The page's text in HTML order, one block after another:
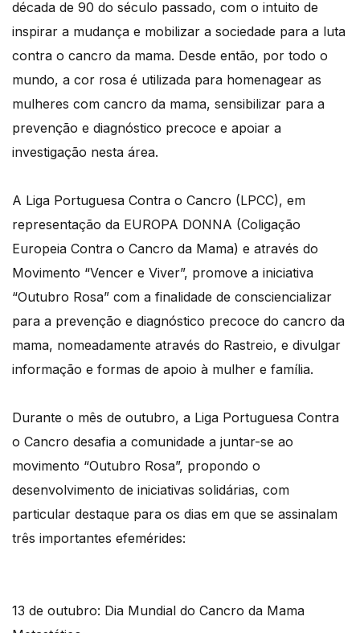
década de 90 do século passado, com o intuito de
inspirar a mudança e mobilizar a sociedade para a luta
contra o cancro da mama. Desde então, por todo o
mundo, a cor rosa é utilizada para homenagear as
mulheres com cancro da mama, sensibilizar para a
prevenção e diagnóstico precoce e apoiar a
investigação nesta área.
A Liga Portuguesa Contra o Cancro (LPCC), em
representação da EUROPA DONNA (Coligação
Europeia Contra o Cancro da Mama) e através do
Movimento “Vencer e Viver”, promove a iniciativa
“Outubro Rosa” com a finalidade de consciencializar
para a prevenção e diagnóstico precoce do cancro da
mama, nomeadamente através do Rastreio, e divulgar
informação e formas de apoio à mulher e família.
Durante o mês de outubro, a Liga Portuguesa Contra
o Cancro desafia a comunidade a juntar-se ao
movimento “Outubro Rosa”, propondo o
desenvolvimento de iniciativas solidárias, com
particular destaque para os dias em que se assinalam
três importantes efemérides:
13 de outubro: Dia Mundial do Cancro da Mama